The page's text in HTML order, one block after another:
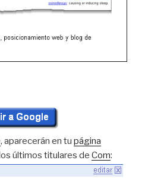
, aparecerán en tu página
últimos titulares de Com: